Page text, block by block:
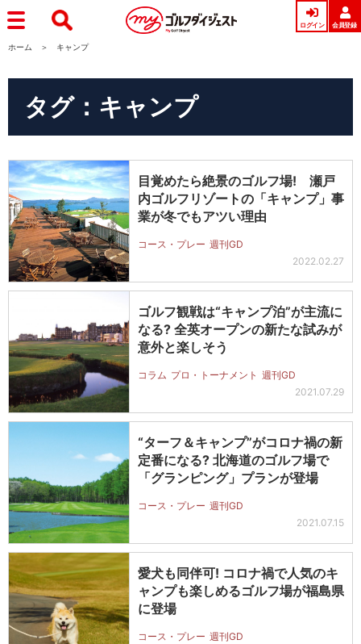
ログイン 会員登録
ホーム キャンプ
タグ：キャンプ
目覚めたら絶景のゴルフ場! 瀬戸
内ゴルフリゾートの「キャンプ」事
業が冬でもアツい理由
コース・プレー 週刊GD
2022.02.27
ゴルフ観戦は“キャンプ泊”が主流に
なる? 全英オープンの新たな試みが
意外と楽しそう
コラム プロ・トーナメント 週刊GD
2021.07.29
“ターフ＆キャンプ”がコロナ禍の新
定番になる? 北海道のゴルフ場で
「グランピング」プランが登場
コース・プレー 週刊GD
2021.07.15
愛犬も同伴可! コロナ禍で人気のキ
ャンプも楽しめるゴルフ場が福島県
に登場
コース・プレー 週刊GD